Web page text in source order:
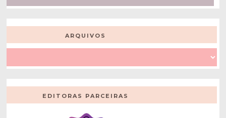
ARQUIVOS
EDITORAS PARCEIRAS